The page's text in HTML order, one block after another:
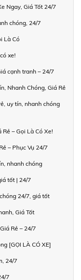
Ngay, Giá Tốt 24/7
chóng, 24/7
Là Có
xe!
cạnh tranh – 24/7
Nhanh Chóng, Giá Rẻ
uy tín, nhanh chóng
Rẻ – Gọi Là Có Xe!
– Phục Vụ 24/7
nhanh chóng
tốt | 24/7
24/7, giá tốt
Giá Tốt
Rẻ – 24/7
[GỌI LÀ CÓ XE]
24/7
7